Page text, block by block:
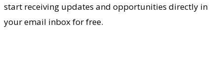
start receiving updates and opportunities directly in
your email inbox for free.